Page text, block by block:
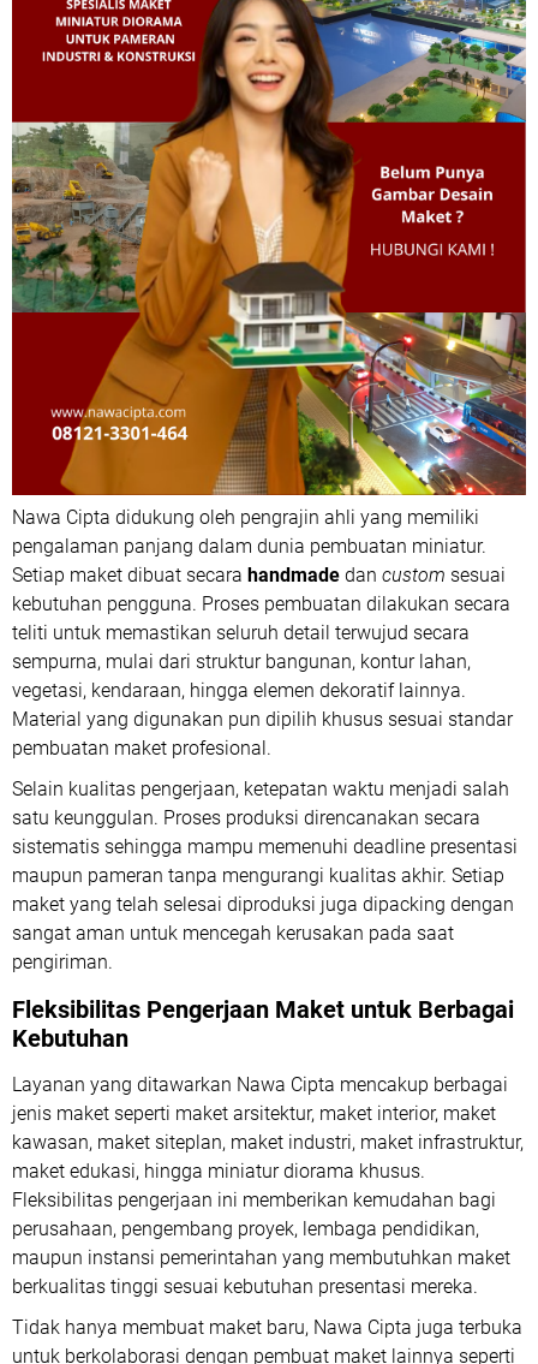
Nawa Cipta didukung oleh pengrajin ahli yang memiliki
pengalaman panjang dalam dunia pembuatan miniatur.
Setiap maket dibuat secara handmade dan custom sesuai
kebutuhan pengguna. Proses pembuatan dilakukan secara
teliti untuk memastikan seluruh detail terwujud secara
sempurna, mulai dari struktur bangunan, kontur lahan,
vegetasi, kendaraan, hingga elemen dekoratif lainnya.
Material yang digunakan pun dipilih khusus sesuai standar
pembuatan maket profesional.
Selain kualitas pengerjaan, ketepatan waktu menjadi salah
satu keunggulan. Proses produksi direncanakan secara
sistematis sehingga mampu memenuhi deadline presentasi
maupun pameran tanpa mengurangi kualitas akhir. Setiap
maket yang telah selesai diproduksi juga dipacking dengan
sangat aman untuk mencegah kerusakan pada saat
pengiriman.
Fleksibilitas Pengerjaan Maket untuk Berbagai
Kebutuhan
Layanan yang ditawarkan Nawa Cipta mencakup berbagai
jenis maket seperti maket arsitektur, maket interior, maket
kawasan, maket siteplan, maket industri, maket infrastruktur,
maket edukasi, hingga miniatur diorama khusus.
Fleksibilitas pengerjaan ini memberikan kemudahan bagi
perusahaan, pengembang proyek, lembaga pendidikan,
maupun instansi pemerintahan yang membutuhkan maket
berkualitas tinggi sesuai kebutuhan presentasi mereka.
Tidak hanya membuat maket baru, Nawa Cipta juga terbuka
untuk berkolaborasi dengan pembuat maket lainnya seperti